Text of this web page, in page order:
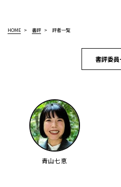
HOME 書評 評者一覧
書評委員
青山七恵